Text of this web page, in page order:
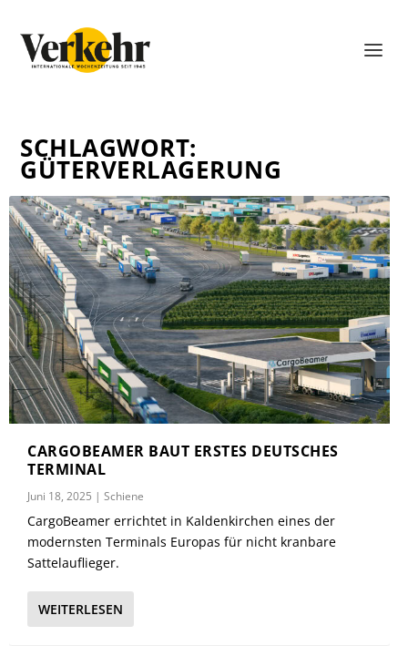
SCHLAGWORT:
GÜTERVERLAGERUNG
CARGOBEAMER BAUT ERSTES DEUTSCHES
TERMINAL
Juni 18, 2025 |Schiene
CargoBeamer errichtet in Kaldenkirchen eines der
modernsten Terminals Europas für nicht kranbare
Sattelauflieger.
WEITERLESEN